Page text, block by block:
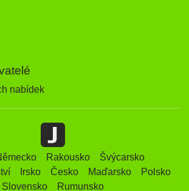
nabídek
Rakousko
Švýcarsko
Irsko Česko Maďarsko
Polsko
Slovensko
Rumunsko